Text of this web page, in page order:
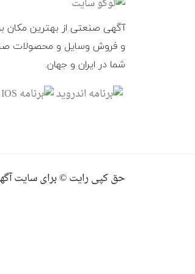
آگهی صنعتی از بهترین مکان
و فروش وسایل و محصولات
شما در ایران و جهان.
حق کپی رایت © برای سایت